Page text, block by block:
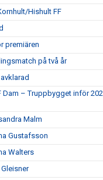
Hishult FF
premiären
på två år
Dam – Truppbygget inför
Malm
Gustafsson
Walters